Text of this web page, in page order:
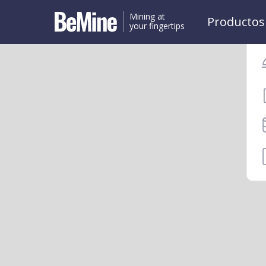
Productos
Mining at
your fingertips